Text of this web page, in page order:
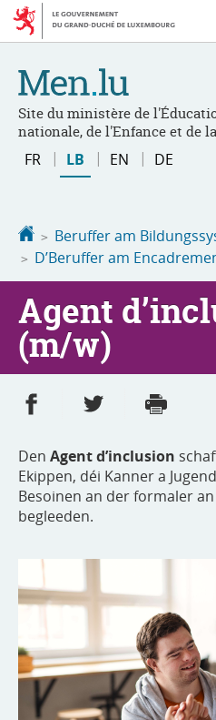
Bei
den
Aller
au
Site du ministère de
nationale, de l'Enfance et de
Changer
FR LB EN DE
Startsäit
Beruffer am
D’Beruffer am
Agent
(m/w)
Partager sur Facebook
Partager sur
Den Agent d’inclusion
Ekippen, déi Kanner a
Besoinen an der formaler
begleeden.